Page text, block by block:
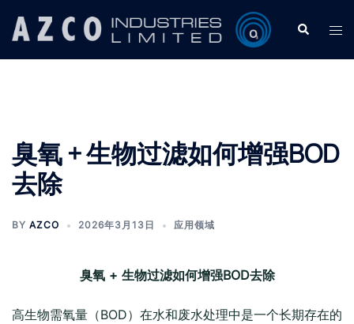
Search
臭氧 + 生物过滤如何增强BOD
去除
BY AZCO 2026年3月13日 应用领域
臭氧 + 生物过滤如何增强BOD去除
高生物需氧量（BOD）在水和废水处理中是一个长期存在的